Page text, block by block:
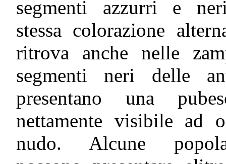
segmenti azzurri e
stessa colorazione
ritrova anche nelle
segmenti neri delle
presentano una
nettamente visibile ad
nudo. Alcune